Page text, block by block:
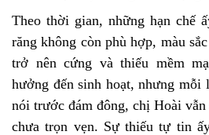
Theo thời gian, những hạn chế
răng không còn phù hợp, màu
trở nên cứng và thiếu mềm
hưởng đến sinh hoạt, nhưng mỗi
nói trước đám đông, chị Hoài
chưa trọn vẹn. Sự thiếu tự tin